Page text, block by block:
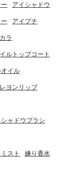
アイシャドウ
アイプチ
ラ
ルトップコート
イル
ヨンリップ
ャドウブラシ
スト 練り香水